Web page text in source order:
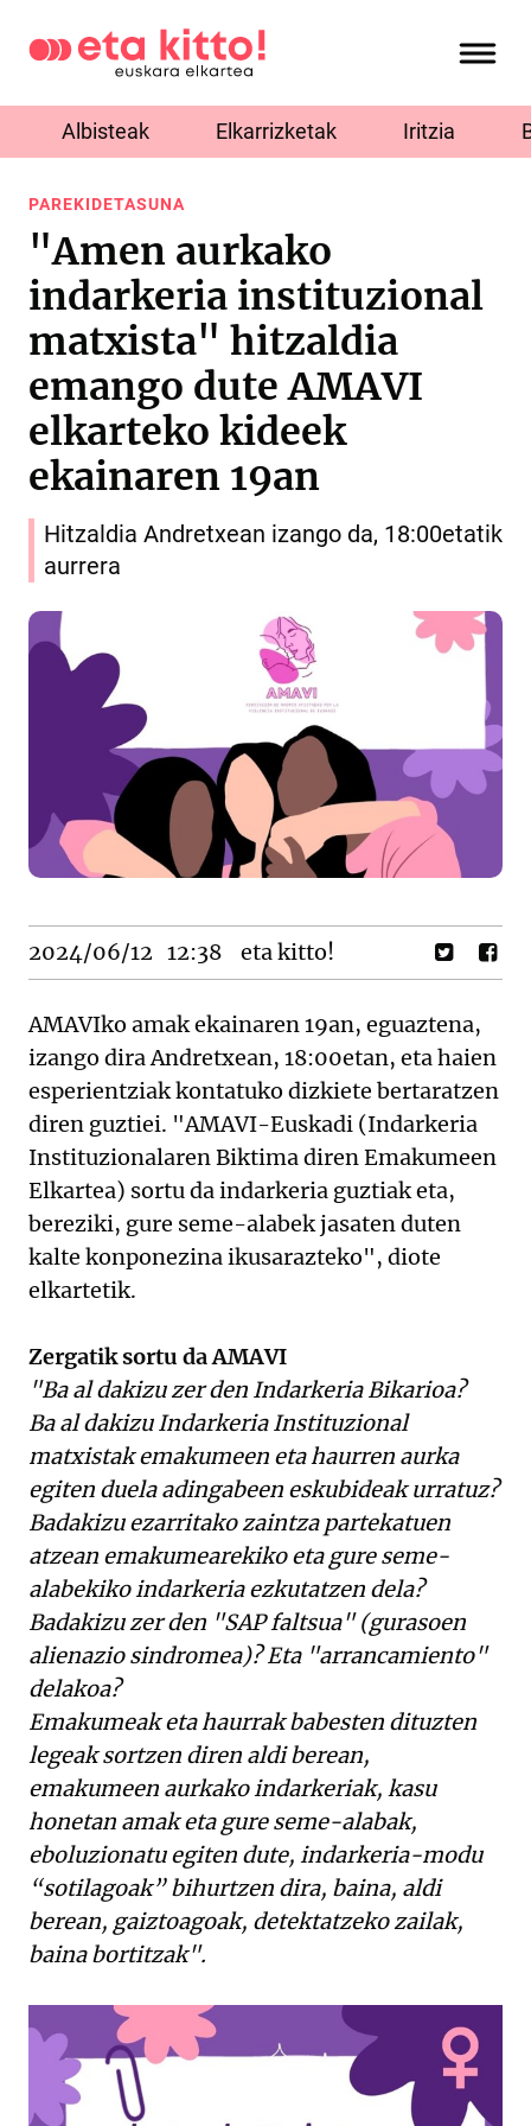
Albisteak Elkarrizketak Iritzia
PAREKIDETASUNA
"Amen aurkako
indarkeria instituzional
matxista" hitzaldia
emango dute AMAVI
elkarteko kideek
ekainaren 19an
Hitzaldia Andretxean izango da, 18:00etatik
aurrera
2024/06/12 12:38 eta kitto!
AMAVIko amakekainaren19an, eguaztena,
izango diraAndretxean, 18:00etan, etahaien
esperientziakkontatuko dizkiete bertaratzen
diren guztiei. "AMAVI-Euskadi (Indarkeria
InstituzionalarenBiktimadirenEmakumeen
Elkartea) sortudaindarkeria guztiaketa,
bereziki, gure seme-alabekjasatenduten
kalte konponezinaikusarazteko", diote
elkartetik.
Zergatik sortu da AMAVI
"Ba al dakizuzer den Indarkeria Bikarioa?
Ba al dakizu Indarkeria Instituzional
matxistak emakumeen etahaurren aurka
egiten duela adingabeen eskubideak urratuz?
Badakizu ezarritakozaintza partekatuen
atzean emakumearekiko eta gure seme-
alabekikoindarkeria ezkutatzen dela?
Badakizuzer den "SAPfaltsua" (gurasoen
alienazio sindromea)? Eta"arrancamiento"
delakoa?
Emakumeak etahaurrak babesten dituzten
legeak sortzen diren aldi berean,
emakumeen aurkakoindarkeriak, kasu
honetan amak eta gure seme-alabak,
eboluzionatu egiten dute, indarkeria-modu
“sotilagoak” bihurtzen dira, baina, aldi
berean, gaiztoagoak, detektatzekozailak,
baina bortitzak".